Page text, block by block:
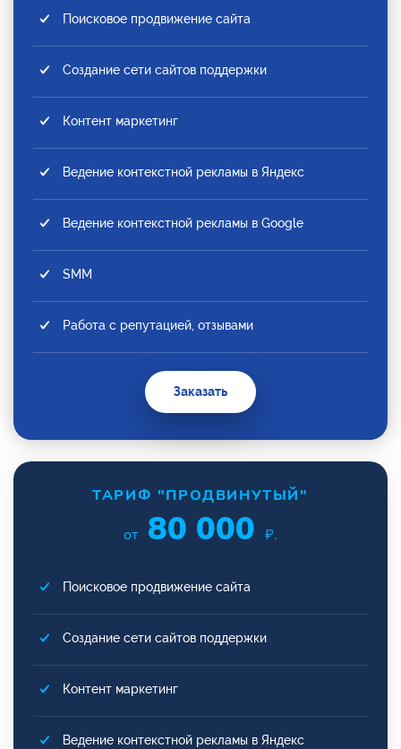
Поисковое продвижение сайта
Создание сети сайтов поддержки
Контент маркетинг
Ведение контекстной рекламы в Яндекс
Ведение контекстной рекламы в Google
SMM
Работа с репутацией, отзывами
Заказать
ТАРИФ "ПРОДВИНУТЫЙ"
от 80 000 ₽.
Поисковое продвижение сайта
Создание сети сайтов поддержки
Контент маркетинг
Ведение контекстной рекламы в Яндекс